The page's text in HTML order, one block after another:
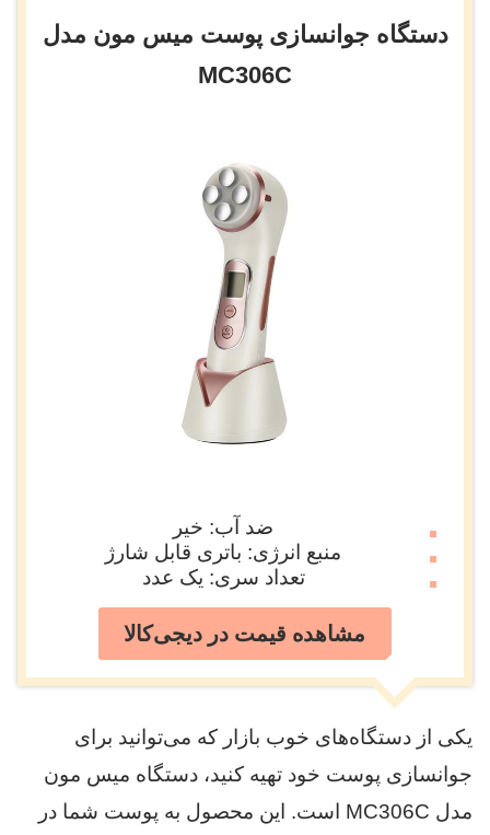
دستگاه جوانسازی پوست میس مون مدل
MC306C
ضد آب: خیر
منبع انرژی: باتری قابل شارژ
تعداد سری: یک عدد
مشاهده قیمت در دیجی‌کالا
یکی از دستگاه‌های خوب بازار که می‌توانید برای
جوانسازی پوست خود تهیه کنید، دستگاه میس مون
مدل MC306C است. این محصول به پوست شما در